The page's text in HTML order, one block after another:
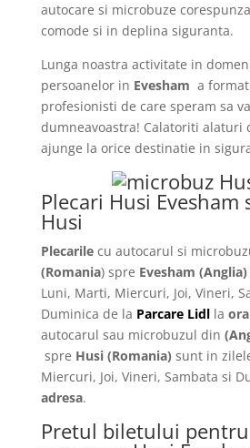
autocare si microbuze
comode si in deplina siguranta.
Lunga noastra activitate in
persoanelor in Evesham a
profesionisti de care speram sa
dumneavoastra! Calatoriti alaturi
ajunge la orice destinatie in
Plecari Husi Evesham
Husi
Plecarilecu autocarul si
(Romania) spre Evesham (Anglia)
Luni, Marti, Miercuri, Joi, Vineri,
Duminica de la Parcare Lidlla
autocarul sau microbuzul din
spre Husi (Romania) sunt in
Miercuri, Joi, Vineri, Sambata si
adresa.
Pretul biletului